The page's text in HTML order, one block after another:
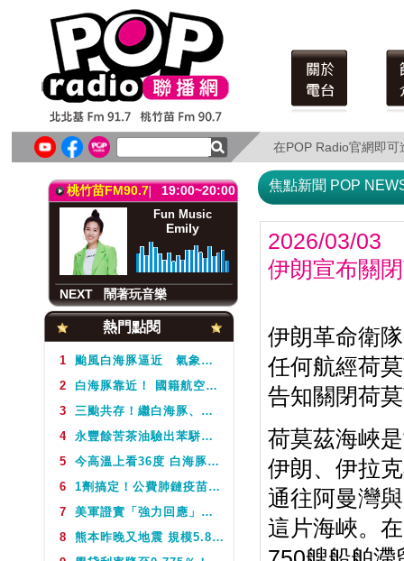
在POP Radio官網即
在POP Radio官網即
北北基FM91.719:00~21:00
Fun Music
Emily
NEXT鬧著玩音樂
桃竹苗FM90.719:00~20:00
Fun Music
Emily
NEXT
鬧著玩音樂
北北基FM91.719:00~21:00
Fun Music
Emily
熱門點閱
1
颱風白海豚逼近 氣象署不排除周5下半天發布海警
2
白海豚靠近！ 國籍航空往返日本航班異動一次看
3
三颱共存！繼白海豚、鯨魚後昌鴻颱風生成 氣象署揭對台影響
4 永豐餘苦茶油驗出苯駢芘超標 北市衛生局：不分批號全面預防性下架
5
今高溫上看36度 白海豚颱風這天最靠近台灣 不排除發海警
6
1劑搞定！公費肺鏈疫苗8月10日升級為新型疫苗 疾管署：317萬人受惠
7
美軍證實「強力回應」伊朗飛彈襲擊 國際油價急漲後仍守穩90美元之上
8
熊本昨晚又地震 規模5.8深度極淺 最大震度5弱、氣象廳籲留意餘震
焦點新聞 POP
2026/03/03
伊朗宣布關
伊朗革命衛
任何航經荷
告知關閉荷
荷莫茲海峽
伊朗、伊拉
通往阿曼灣
這片海峽。